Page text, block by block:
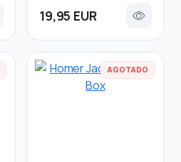
19,95 EUR
AGOTADO